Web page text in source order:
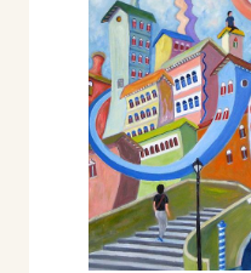
giugno.
2011 - mostra
Piazza Prampolini, in
Sant’Andrea
Comune Assessorato
Sotto (RE).
2012 - Rassegna di
virtuale, Artistweb,